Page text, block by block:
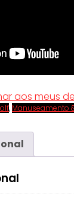
aos meus
, Manuseamento